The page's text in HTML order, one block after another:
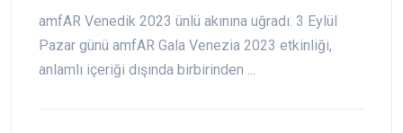
amfAR Venedik 2023 ünlü akınına uğradı. 3 Eylül
Pazar günü amfAR Gala Venezia 2023 etkinliği,
anlamlı içeriği dışında birbirinden ...